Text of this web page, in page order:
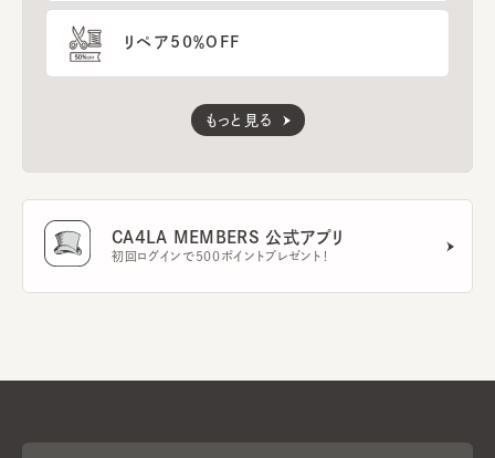
リペア50％OFF
もっと見る
CA4LA MEMBERS 公式アプリ
初回ログインで500ポイントプレゼント！